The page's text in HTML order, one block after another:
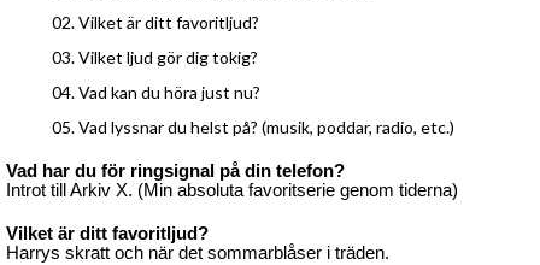
Vilket är ditt favoritljud?
Vilket ljud gör dig tokig?
Vad kan du höra just nu?
Vad lyssnar du helst på? (musik, poddar, radio, etc.)
Vad har du för ringsignal på din telefon?
Introt till Arkiv X. (Min absoluta favoritserie genom tiderna)
Vilket är ditt favoritljud?
Harrys skratt och när det sommarblåser i träden.